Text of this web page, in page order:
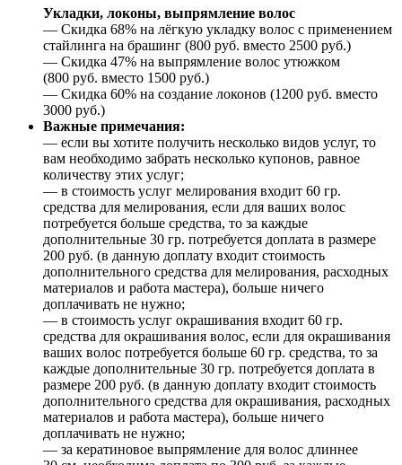
Укладки, локоны, выпрямление волос
— Скидка 68% на лёгкую укладку волос с применением
стайлинга на брашинг (800 руб. вместо 2500 руб.)
— Скидка 47% на выпрямление волос утюжком
(800 руб. вместо 1500 руб.)
— Скидка 60% на создание локонов (1200 руб. вместо
3000 руб.)
Важные примечания:
— если вы хотите получить несколько видов услуг, то
вам необходимо забрать несколько купонов, равное
количеству этих услуг;
— в стоимость услуг мелирования входит 60 гр.
средства для мелирования, если для ваших волос
потребуется больше средства, то за каждые
дополнительные 30 гр. потребуется доплата в размере
200 руб. (в данную доплату входит стоимость
дополнительного средства для мелирования, расходных
материалов и работа мастера), больше ничего
доплачивать не нужно;
— в стоимость услуг окрашивания входит 60 гр.
средства для окрашивания волос, если для окрашивания
ваших волос потребуется больше 60 гр. средства, то за
каждые дополнительные 30 гр. потребуется доплата в
размере 200 руб. (в данную доплату входит стоимость
дополнительного средства для окрашивания, расходных
материалов и работа мастера), больше ничего
доплачивать не нужно;
— за кератиновое выпрямление для волос длиннее